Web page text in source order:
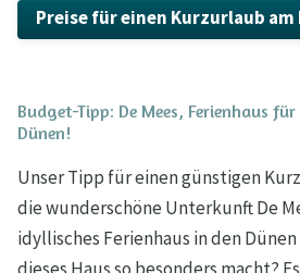
Preise für einen Kurzurlaub am
Budget-Tipp: De Mees, Ferienhaus
Dünen!
Unser Tipp für einen günstigen
die wunderschöne Unterkunft De
idyllisches Ferienhaus in den Dünen